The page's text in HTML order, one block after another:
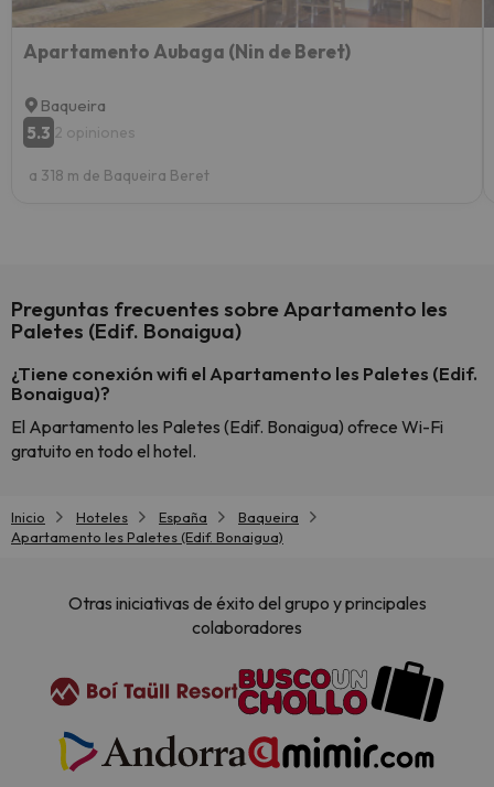
Apartamento Aubaga (Nin de Beret)
Baqueira
5.3 2 opiniones
a 318 m de Baqueira Beret
Preguntas frecuentes sobre Apartamento les
Paletes (Edif. Bonaigua)
¿Tiene conexión wifi el Apartamento les Paletes (Edif.
Bonaigua)?
El Apartamento les Paletes (Edif. Bonaigua) ofrece Wi-Fi
gratuito en todo el hotel.
Inicio Hoteles España
Baqueira
Apartamento les Paletes (Edif. Bonaigua)
Otras iniciativas de éxito del grupo y principales
colaboradores